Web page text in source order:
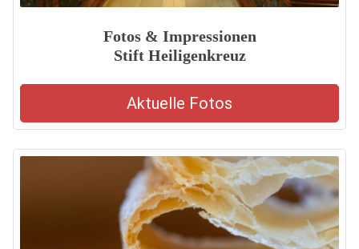
Fotos & Impressionen
Stift Heiligenkreuz
Aktuelle Fotos